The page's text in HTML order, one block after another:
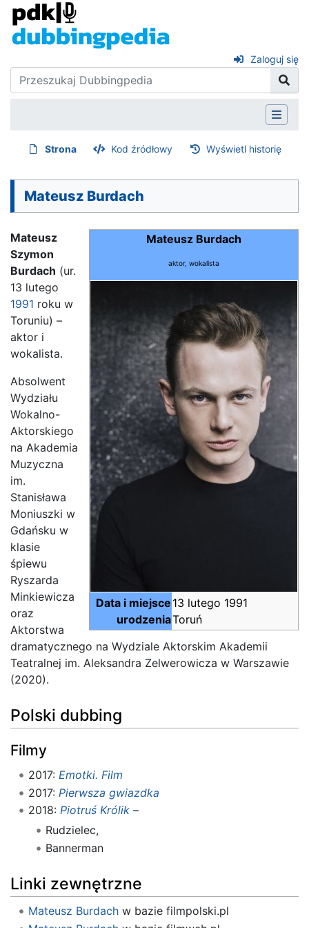
Zaloguj się
Strona Kod źródłowy Wyświetl historię
Mateusz Burdach
Mateusz Burdach
aktor, wokalista
Data i miejsce
urodzenia
13 lutego 1991
Toruń
Mateusz
Szymon
Burdach (ur.
13 lutego
1991 roku w
Toruniu) –
aktor i
wokalista.
Absolwent
Wydziału
Wokalno-
Aktorskiego
na Akademia
Muzyczna
im.
Stanisława
Moniuszki w
Gdańsku w
klasie
śpiewu
Ryszarda
Minkiewicza
oraz
Aktorstwa
dramatycznego na Wydziale Aktorskim Akademii
Teatralnej im. Aleksandra Zelwerowicza w Warszawie
(2020).
Polski dubbing
Filmy
2017: Emotki. Film
2017: Pierwsza gwiazdka
2018: Piotruś Królik–
Rudzielec,
Bannerman
Linki zewnętrzne
Mateusz Burdachw bazie filmpolski.pl